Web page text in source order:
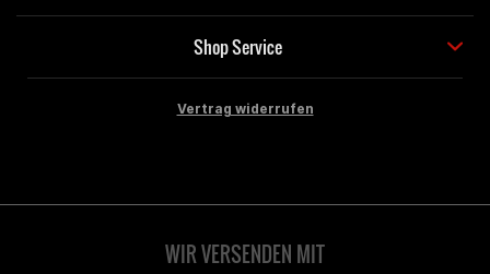
Shop Service
Vertrag widerrufen
WIR VERSENDEN MIT